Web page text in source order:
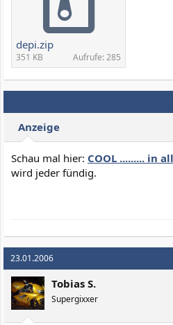
depi.zip
351 KB Aufrufe: 285
Anzeige
Schau mal hier: COOL ......... in
wird jeder fündig.
23.01.2006
Tobias S.
Supergixxer